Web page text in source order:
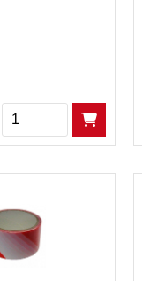
Menge